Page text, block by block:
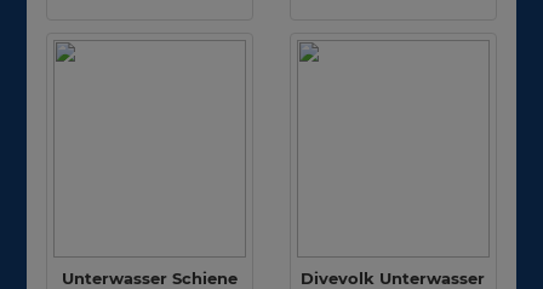
Divevolk -
Unterwasser Schiene
Divevolk Unterwasser